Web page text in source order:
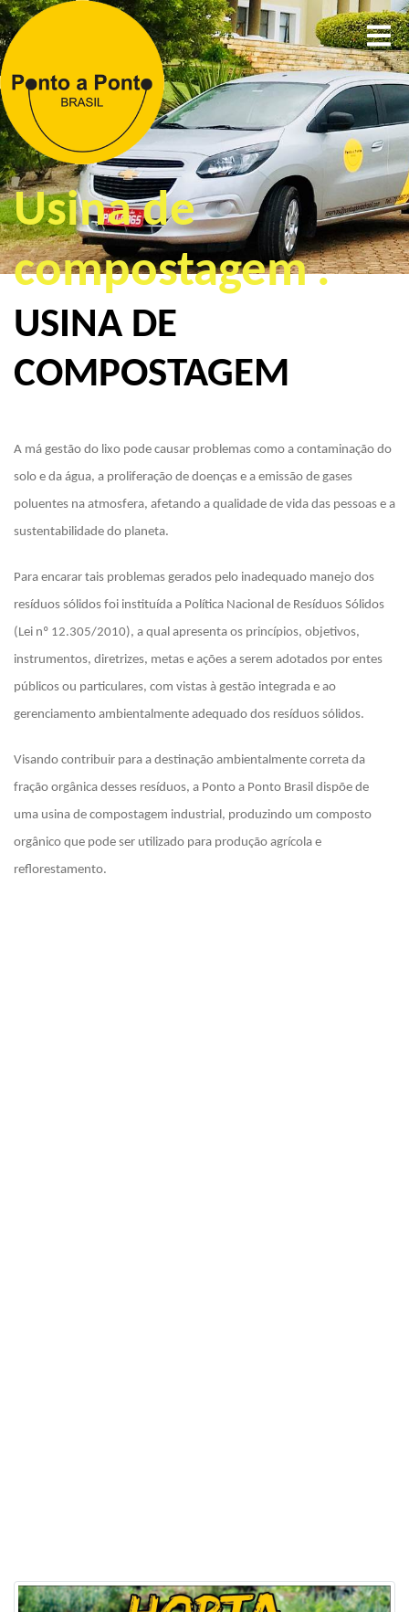
Usina de
compostagem.
USINA DE
COMPOSTAGEM
A má gestão do lixo pode causar problemas como a contaminação do
solo e da água, a proliferação de doenças e a emissão de gases
poluentes na atmosfera, afetando a qualidade de vida das pessoas e a
sustentabilidade do planeta.
Para encarar tais problemas gerados pelo inadequado manejo dos
resíduos sólidos foi instituída a Política Nacional de Resíduos Sólidos
(Lei nº 12.305/2010), a qual apresenta os princípios, objetivos,
instrumentos, diretrizes, metas e ações a serem adotados por entes
públicos ou particulares, com vistas à gestão integrada e ao
gerenciamento ambientalmente adequado dos resíduos sólidos.
Visando contribuir para a destinação ambientalmente correta da
fração orgânica desses resíduos, a Ponto a Ponto Brasil dispõe de
uma usina de compostagem industrial, produzindo um composto
orgânico que pode ser utilizado para produção agrícola e
reflorestamento.